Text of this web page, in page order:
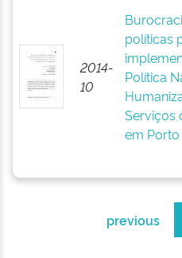
2014-
10
políticas
Política
Serviços
em
previous